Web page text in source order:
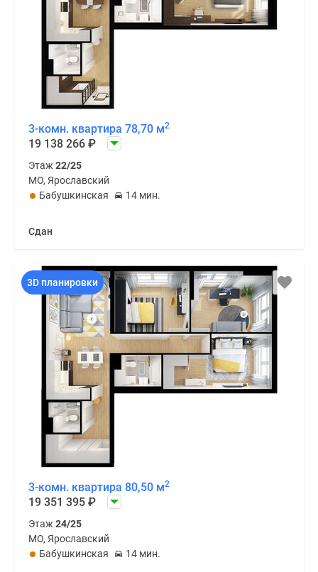
3-комн. квартира 78,70 м2
19 138 266 ₽
Этаж22/25
МО, Ярославский
Бабушкинская
14 мин.
Сдан
3D планировки
3-комн. квартира 80,50 м2
19 351 395 ₽
Этаж24/25
МО, Ярославский
Бабушкинская
14 мин.